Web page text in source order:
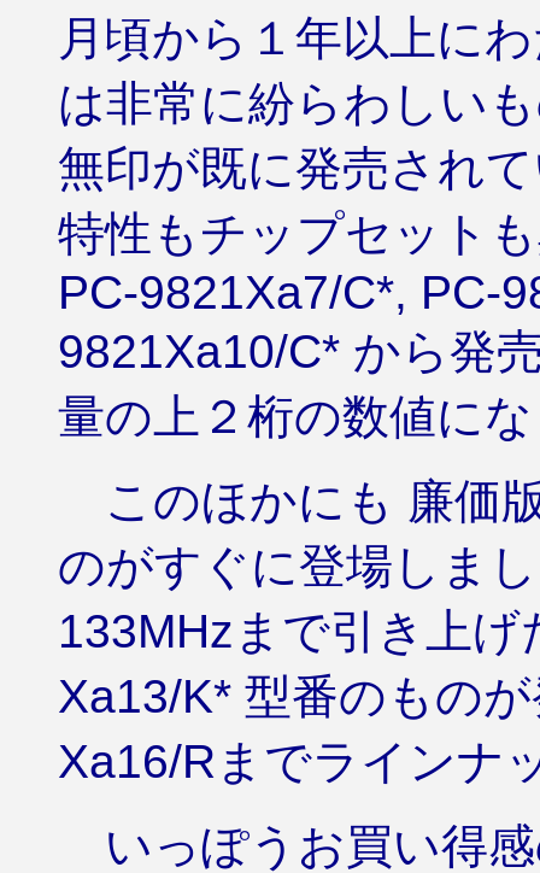
月頃から１年以上に
は非常に紛らわしい
無印が既に発売され
特性もチップセット
PC-9821Xa7/C*, PC-
9821Xa10/C* から発
量の上２桁の数値に
このほかにも 廉価
のがすぐに登場しま
133MHzまで引き上
Xa13/K* 型番のもの
Xa16/Rまでラインナ
いっぽうお買い得